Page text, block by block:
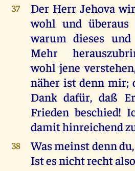
37
Der Herr Jehova
wohl und überaus
warum dieses
Mehr
wohl jene
näher ist denn mir;
Dank dafür, daß
Frieden beschied!
damit hinreichend
38
Was meinst denn
Ist es nicht recht